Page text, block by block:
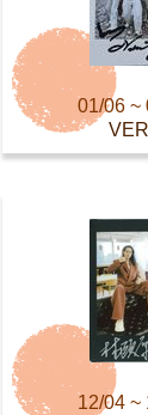
01/06 ~
12/04 ~